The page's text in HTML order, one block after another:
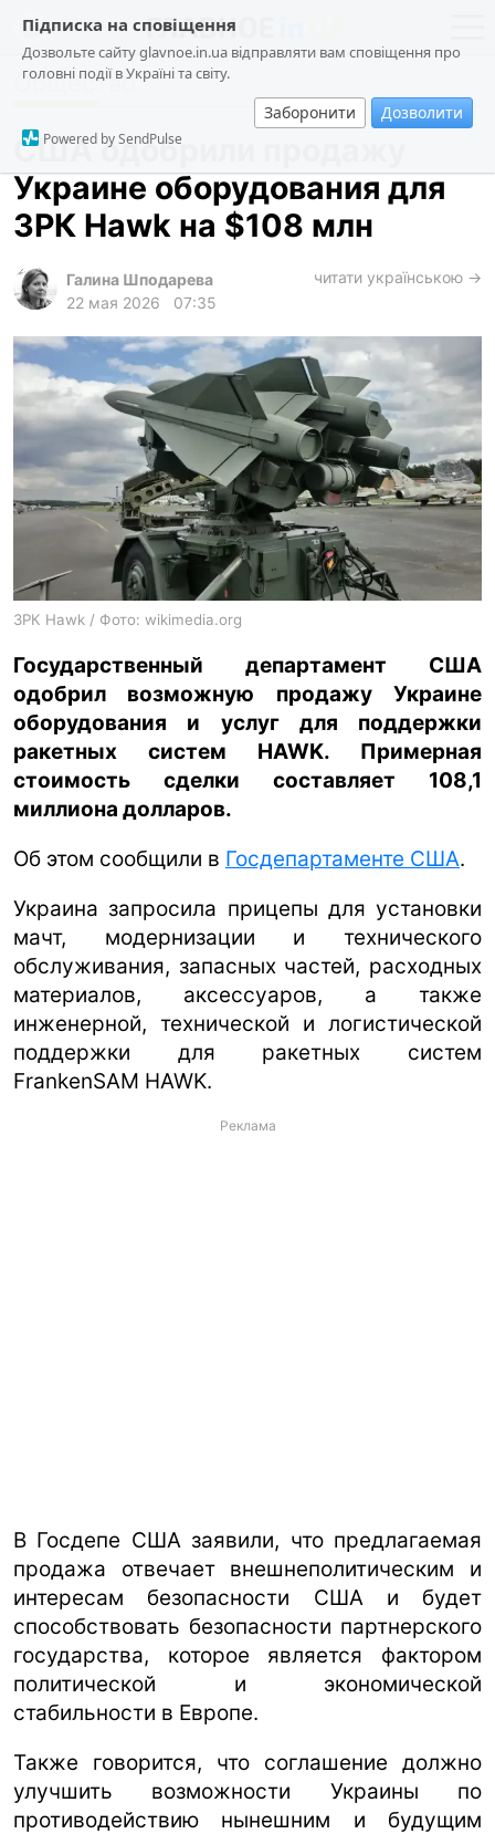
Підписка на сповіщення
Дозвольте сайту glavnoe.in.ua відправляти вам сповіщення про
головні події в Україні та світу.
Заборонити Дозволити
Powered by SendPulse
новости
о проекте
общество
происшествия
криминал
лонгриды
харьков
архив
gambling
en
Общество
США одобрили продажу
Украине оборудования для
ЗРК Hawk на $108 млн
Галина Шподарева
22 мая 2026
07:35
читати українською →
ЗРК Hawk / Фото: wikimedia.org
Государственный департамент США
одобрил возможную продажу Украине
оборудования и услуг для поддержки
ракетных систем HAWK. Примерная
стоимость сделки составляет 108,1
миллиона долларов.
Об этом сообщили в Госдепартаменте США.
Украина запросила прицепы для установки
мачт, модернизации и технического
обслуживания, запасных частей, расходных
материалов, аксессуаров, а также
инженерной, технической и логистической
поддержки для ракетных систем
FrankenSAM HAWK.
Реклама
В Госдепе США заявили, что предлагаемая
продажа отвечает внешнеполитическим и
интересам безопасности США и будет
способствовать безопасности партнерского
государства, которое является фактором
политической и экономической
стабильности в Европе.
Также говорится, что соглашение должно
улучшить возможности Украины по
противодействию нынешним и будущим